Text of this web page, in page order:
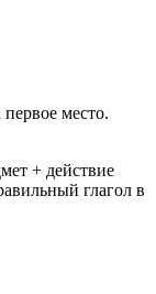
место.
+ действие
глагол в